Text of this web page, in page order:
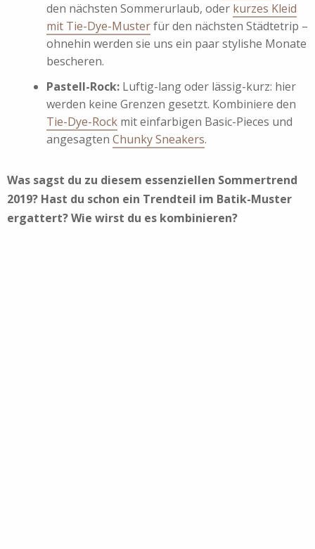
den nächsten Sommerurlaub, oder kurzes Kleid
mit Tie-Dye-Musterfür den nächsten Städtetrip –
ohnehin werden sie uns ein paar stylishe Monate
bescheren.
Pastell-Rock: Luftig-lang oder lässig-kurz: hier
werden keine Grenzen gesetzt. Kombiniere den
Tie-Dye-Rock mit einfarbigen Basic-Pieces und
angesagten Chunky Sneakers.
Was sagst du zu diesem essenziellen Sommertrend
2019? Hast du schon ein Trendteil im Batik-Muster
ergattert? Wie wirst du es kombinieren?